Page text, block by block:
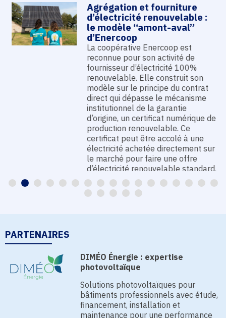
Agrégation et fourniture
d’électricité renouvelable :
le modèle “amont-aval”
d’Enercoop
La coopérative Enercoop est
reconnue pour son activité de
fournisseur d’électricité 100%
renouvelable. Elle construit son
modèle sur le principe du contrat
direct qui dépasse le mécanisme
institutionnel de la garantie
d’origine, un certificat numérique de
production renouvelable. Ce
certificat peut être accolé à une
électricité achetée directement sur
le marché pour faire une offre
d’électricité renouvelable standard.
EN SAVOIR PLUS
PARTENAIRES
DIMÉO Énergie : expertise
photovoltaïque
Solutions photovoltaïques pour
bâtiments professionnels avec étude,
financement, installation et
maintenance pour une performance